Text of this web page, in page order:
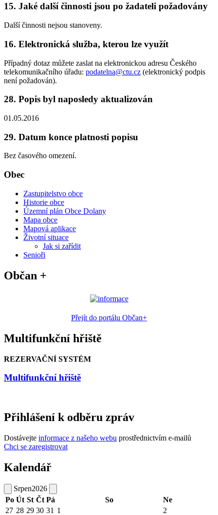
15. Jaké další činnosti jsou po žadateli požadovány
Další činnosti nejsou stanoveny.
16. Elektronická služba, kterou lze využít
Případný dotaz můžete zaslat na elektronickou adresu Českého
telekomunikačního úřadu: podatelna@ctu.cz (elektronický podpis
není požadován).
28. Popis byl naposledy aktualizován
01.05.2016
29. Datum konce platnosti popisu
Bez časového omezení.
Obec
Zastupitelstvo obce
Historie obce
Územní plán Obce Dolany
Mapa obce
Mapová aplikace
Životní situace
Jak si zařídit
Senioři
Občan +
Přejít do portálu Občan+
Multifunkční hřiště
REZERVAČNÍ SYSTÉM
Multifunkční hřiště
Přihlášení k odběru zpráv
Dostávejte informace z našeho webu prostřednictvím e-mailů
Chci se zaregistrovat
Kalendář
Srpen2026
Po Út St Čt Pá So
Ne
27 28 29 30 31 1
2